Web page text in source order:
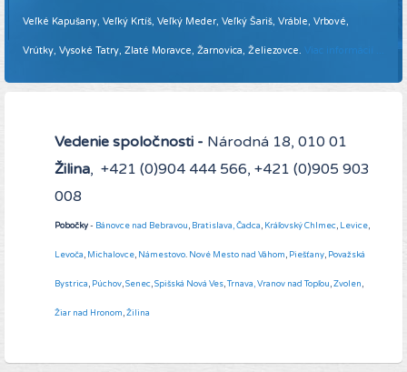
Veľké Kapušany, Veľký Krtíš, Veľký Meder, Veľký Šariš, Vráble, Vrbové,
Vrútky, Vysoké Tatry, Zlaté Moravce, Žarnovica, Želiezovce. Viac informácií ...
Vedenie spoločnosti - Národná 18, 010 01
Žilina, +421 (0)904 444 566, +421 (0)905 903
008
Pobočky- Bánovce nad Bebravou, Bratislava,Čadca, Kráľovský Chlmec, Levice,
Levoča, Michalovce, Námestovo. Nové Mesto nad Váhom, Piešťany, Považská
Bystrica, Púchov,Senec,Spišská Nová Ves,Trnava,Vranov nad Topľou,Zvolen,
Žiar nad Hronom,Žilina